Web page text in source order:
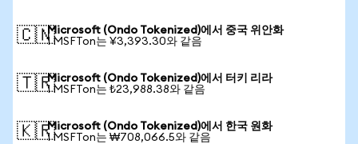
🇨🇳Microsoft (Ondo Tokenized)에서 중국 위안화
1 MSFTon는 ¥3,393.30와 같음
🇹🇷Microsoft (Ondo Tokenized)에서 터키 리라
1 MSFTon는 ₺23,988.38와 같음
🇰🇷Microsoft (Ondo Tokenized)에서 한국 원화
1 MSFTon는 ₩708,066.5와 같음